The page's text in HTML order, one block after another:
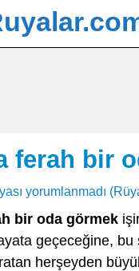
ferah bir
yorumlanmadı
bir oda görmek
geçeceğine, bu
herşeyden